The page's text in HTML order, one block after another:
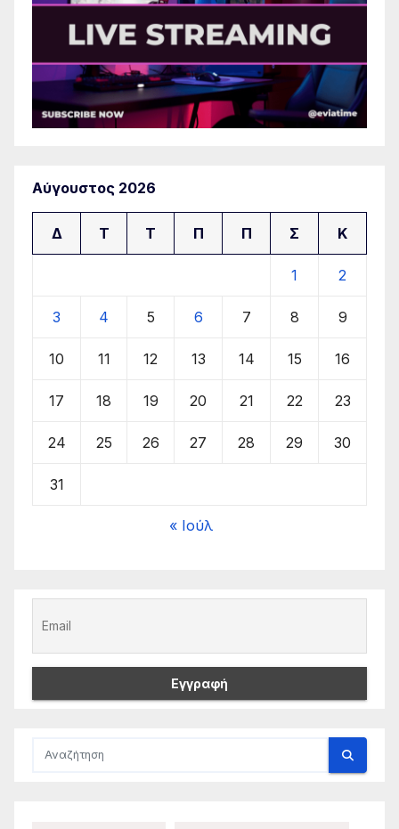
Αύγουστος 2026
Δ Τ Τ Π Π Σ Κ
1 2
3 4 5 6 7 8 9
10 11 12 13 14 15 16
17 18 19 20 21 22 23
24 25 26 27 28 29 30
31
« Ιούλ